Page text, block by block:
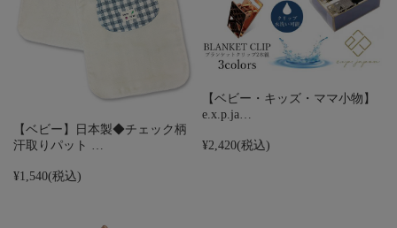
【ベビー】日本製◆チェック柄
汗取りパット …
¥1,540(税込)
【ベビー・キッズ・ママ小物】
e.x.p.ja…
¥2,420(税込)